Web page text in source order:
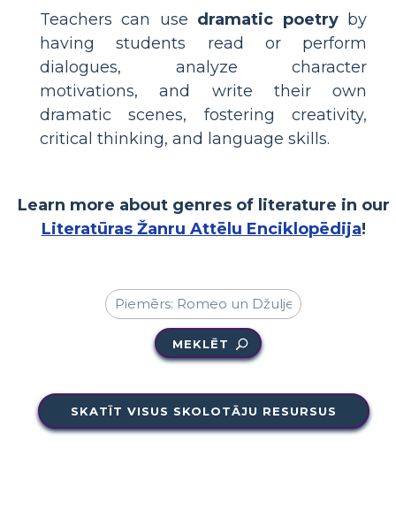
Teachers can use dramatic poetryby
having students read or perform
dialogues, analyze character
motivations, and write their own
dramatic scenes, fostering creativity,
critical thinking, and language skills.
Learn more about genres of literature in our
Literatūras Žanru Attēlu Enciklopēdija!
MEKLĒT
SKATĪT VISUS SKOLOTĀJU RESURSUS